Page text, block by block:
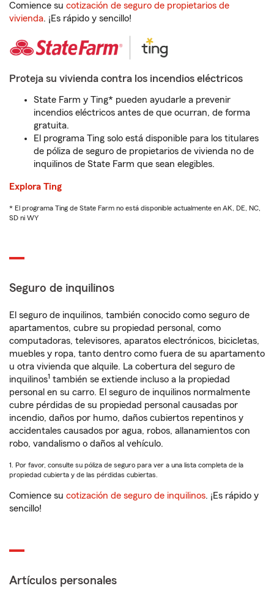
Comience su cotización de seguro de propietarios de
vivienda. ¡Es rápido y sencillo!
Proteja su vivienda contra los incendios eléctricos
State Farm y Ting* pueden ayudarle a prevenir
incendios eléctricos antes de que ocurran, de forma
gratuita.
El programa Ting solo está disponible para los titulares
de póliza de seguro de propietarios de vivienda no de
inquilinos de State Farm que sean elegibles.
Explora Ting
* El programa Ting de State Farm no está disponible actualmente en AK, DE, NC,
SD ni WY
Seguro de inquilinos
El seguro de inquilinos, también conocido como seguro de
apartamentos, cubre su propiedad personal, como
computadoras, televisores, aparatos electrónicos, bicicletas,
muebles y ropa, tanto dentro como fuera de su apartamento
u otra vivienda que alquile. La cobertura del seguro de
inquilinos1 también se extiende incluso a la propiedad
personal en su carro. El seguro de inquilinos normalmente
cubre pérdidas de su propiedad personal causadas por
incendio, daños por humo, daños cubiertos repentinos y
accidentales causados por agua, robos, allanamientos con
robo, vandalismo o daños al vehículo.
1. Por favor, consulte su póliza de seguro para ver a una lista completa de la
propiedad cubierta y de las pérdidas cubiertas.
Comience su cotización de seguro de inquilinos. ¡Es rápido y
sencillo!
Artículos personales